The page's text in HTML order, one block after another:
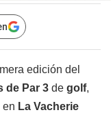
edición del
de Par 3 de golf,
en La Vacherie